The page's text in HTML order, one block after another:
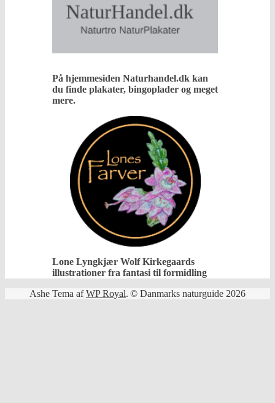
På hjemmesiden Naturhandel.dk kan
du finde plakater, bingoplader og meget
mere.
Lone Lyngkjær Wolf Kirkegaards
illustrationer fra fantasi til formidling
© Danmarks naturguide 2026
Ashe Tema afWP Royal.